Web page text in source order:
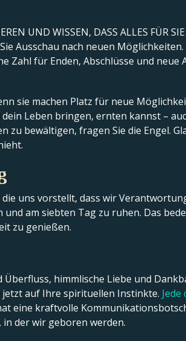
UND WISSEN, DASS ALLES FÜR
Ausschau nach neuen
Zahl für Enden, Abschlüsse und
sie machen Platz für neue
Leben bringen, ernten kannst –
bewältigen, fragen Sie die Engel.
uns vorstellt, dass wir
am siebten Tag zu ruhen. Das
zu genießen.
himmlische Liebe und
jetzt auf Ihre spirituellen Instinkte. Jede
eine kraftvolle
der wir geboren werden.